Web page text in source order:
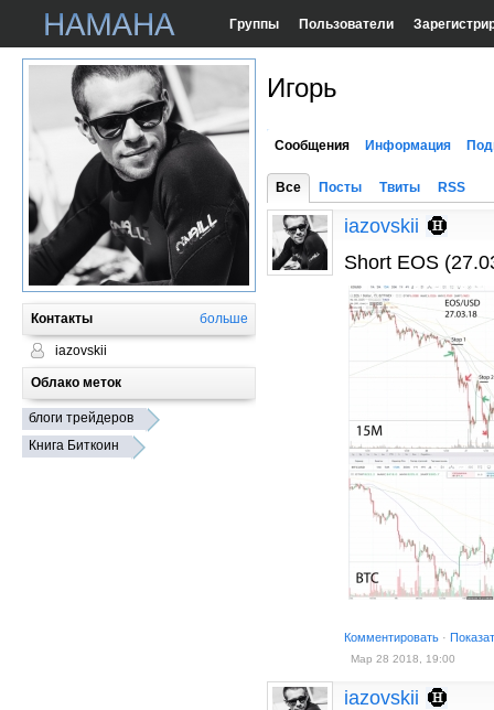
Группы Пользователи
Контакты больше
iazovskii
Облако меток
блоги трейдеров
Книга Биткоин
Игорь
Сообщения Информация
Все Посты Твиты RSS
iazovskii
Short EOS
Комментировать ·
Мар 28 2018, 19:00
iazovskii